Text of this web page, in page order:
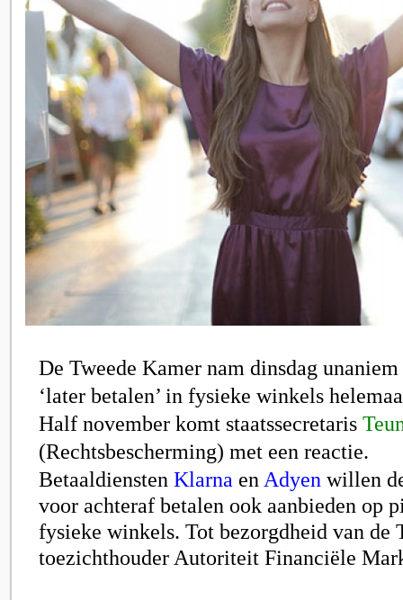
De Tweede Kamer nam dinsdag
‘later betalen’ in fysieke winkels
Half november komt staatssecretaris
(Rechtsbescherming) met een reactie.
Betaaldiensten Klarna en Adyen willen
voor achteraf betalen ook aanbieden op
fysieke winkels. Tot bezorgdheid van de
toezichthouder Autoriteit Financiële